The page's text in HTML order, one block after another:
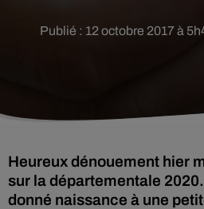
Publié : 12 octobre 2017 à
Heureux dénouement hier
sur la départementale
donné naissance à une